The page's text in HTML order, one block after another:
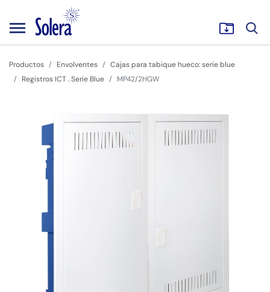
Productos Envolventes
Cajas para tabique hueco: serie blue
Registros ICT . Serie Blue
MP42/2HGW